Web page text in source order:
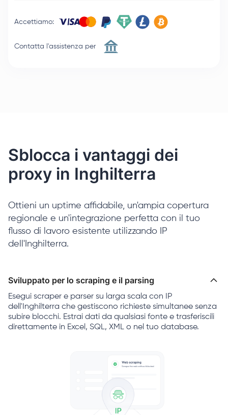
Accettiamo:
Contatta l'assistenza per
Sblocca i vantaggi dei
proxy in Inghilterra
Ottieni un uptime affidabile, un'ampia copertura
regionale e un'integrazione perfetta con il tuo
flusso di lavoro esistente utilizzando IP
dell'Inghilterra.
Sviluppato per lo scraping e il parsing
Esegui scraper e parser su larga scala con IP
dell'Inghilterra che gestiscono richieste simultanee senza
subire blocchi. Estrai dati da qualsiasi fonte e trasferiscili
direttamente in Excel, SQL, XML o nel tuo database.